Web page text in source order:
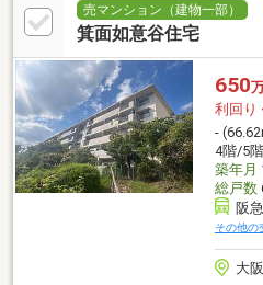
売マンション（建物一部）
箕面如意谷住宅
650
利回り
-
4階/5
築年月
総戸数
阪
その他の
大